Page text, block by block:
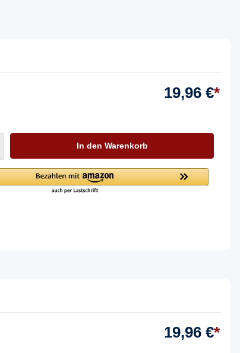
19,96 €*
In den Warenkorb
19,96 €*